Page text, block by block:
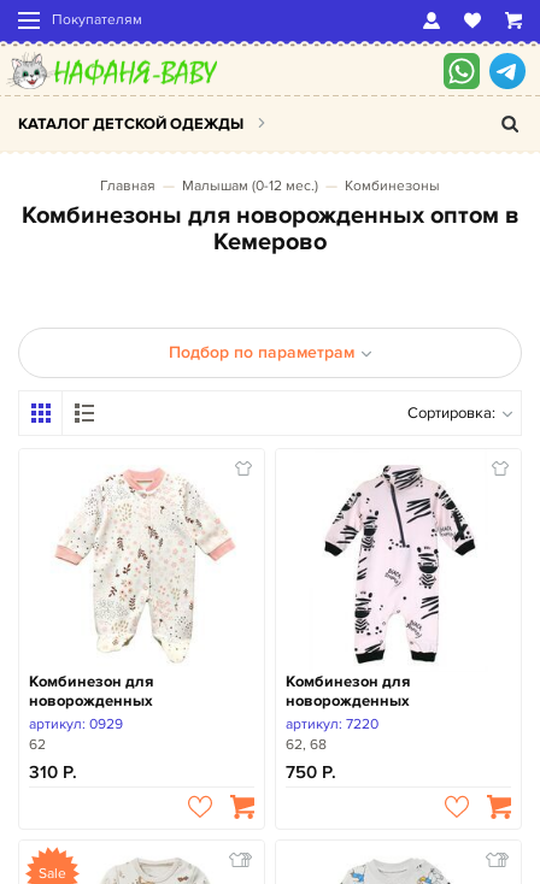
Покупателям
КАТАЛОГ ДЕТСКОЙ ОДЕЖДЫ
Главная Малышам (0-12 мес.) Комбинезоны
Комбинезоны для новорожденных оптом в
Кемерово
Подбор по параметрам
Сортировка:
Комбинезон для
новорожденных
артикул: 0929
62
310
Комбинезон для
новорожденных
артикул: 7220
62, 68
750
Sale